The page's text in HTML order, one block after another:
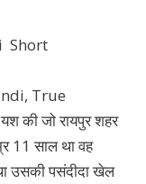
Short
True
की जो रायपुर शहर
11 साल था वह
उसकी पसंदीदा खेल